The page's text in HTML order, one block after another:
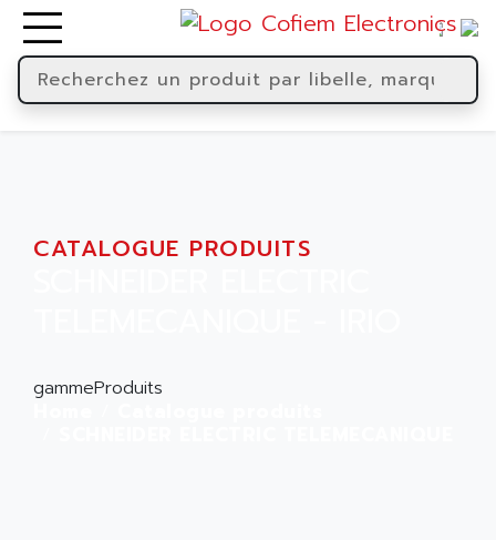
CATALOGUE PRODUITS
gammeProduits